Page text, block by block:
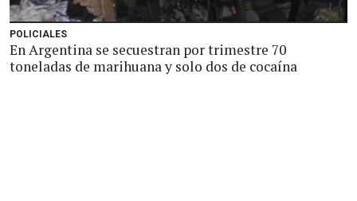
POLICIALES
En Argentina se secuestran por trimestre 70
toneladas de marihuana y solo dos de cocaína